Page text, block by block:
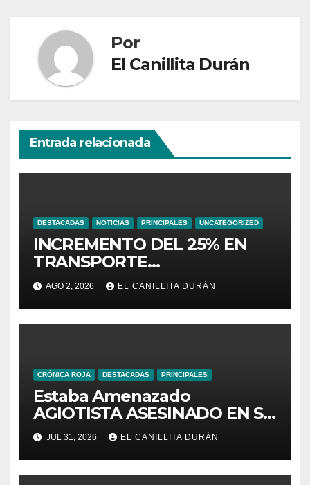
Por
El Canillita Durán
Entrada relacionada
DESTACADAS NOTICIAS PRINCIPALES UNCATEGORIZED
INCREMENTO DEL 25% EN
TRANSPORTE
INTERPROVINCIAL NO
INCLUYE A TRANPORTISTAS
URBANOS
AGO 2, 2026 EL CANILLITA DURÁN
CRÓNICA ROJA DESTACADAS PRINCIPALES
Estaba Amenazado
AGIOTISTA ASESINADO EN SU
NEGOCIO
JUL 31, 2026 EL CANILLITA DURÁN